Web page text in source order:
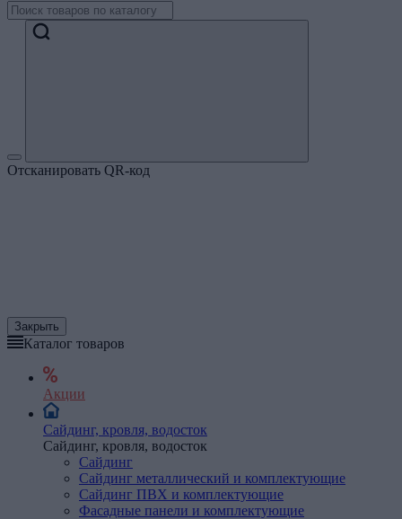
Отсканировать QR-код
Закрыть
Каталог товаров
Акции
Сайдинг, кровля, водосток
Сайдинг, кровля, водосток
Сайдинг
Сайдинг металлический и комплектующие
Сайдинг ПВХ и комплектующие
Фасадные панели и комплектующие